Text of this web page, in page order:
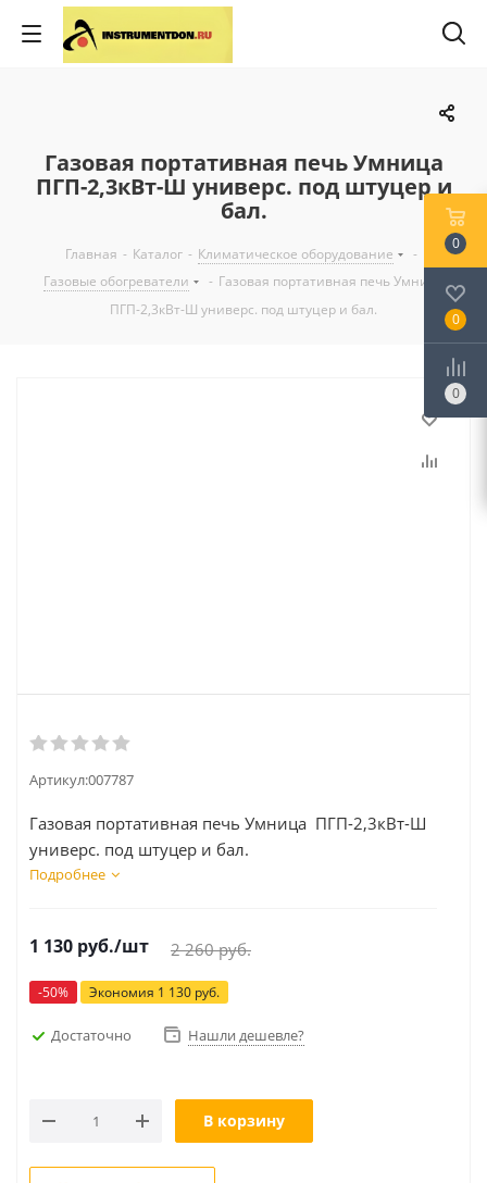
Газовая портативная печь Умница
ПГП-2,3кВт-Ш универс. под штуцер и
бал.
Главная - Каталог - Климатическое оборудование
-
Газовые обогреватели
- Газовая портативная печь Умница
ПГП-2,3кВт-Ш универс. под штуцер и бал.
Артикул:007787
Газовая портативная печь Умница ПГП-2,3кВт-Ш
универс. под штуцер и бал.
Подробнее
1 130 руб./шт 2 260руб.
-50% Экономия 1 130 руб.
Достаточно Нашли дешевле?
В корзину
0
0
0